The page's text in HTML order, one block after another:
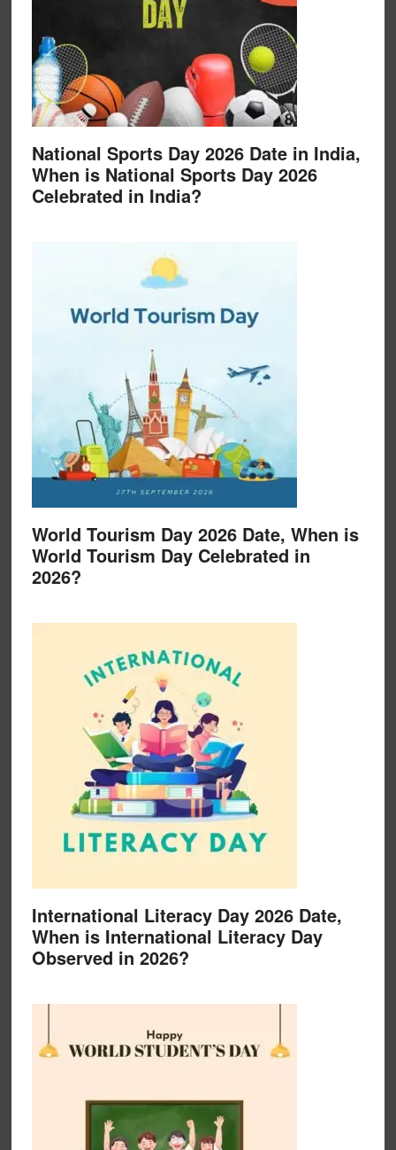
National Sports Day 2026 Date in India,
When is National Sports Day 2026
Celebrated in India?
World Tourism Day 2026 Date, When is
World Tourism Day Celebrated in
2026?
International Literacy Day 2026 Date,
When is International Literacy Day
Observed in 2026?